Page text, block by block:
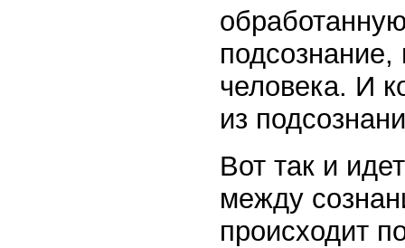
подсознание,
человека. И
из
Вот так и
между
происходит